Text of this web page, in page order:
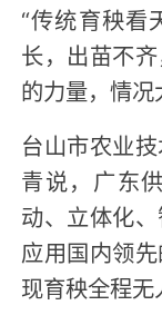
“传统育秧看
长，出苗不
的力量，情况
台山市农业
青说，广东
动、立体化
应用国内领
现育秧全程无